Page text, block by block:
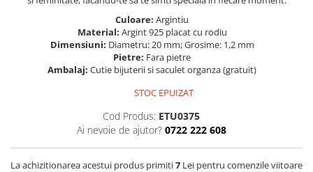
Culoare: Argintiu
Material: Argint 925 placat cu rodiu
Dimensiuni: Diametru: 20 mm; Grosime: 1,2 mm
Pietre: Fara pietre
Ambalaj: Cutie bijuterii si saculet organza (gratuit)
STOC EPUIZAT
Cod Produs: ETU0375
Ai nevoie de ajutor? 0722 222 608
La achizitionarea acestui produs primiti7 Lei pentru comenzile viitoare